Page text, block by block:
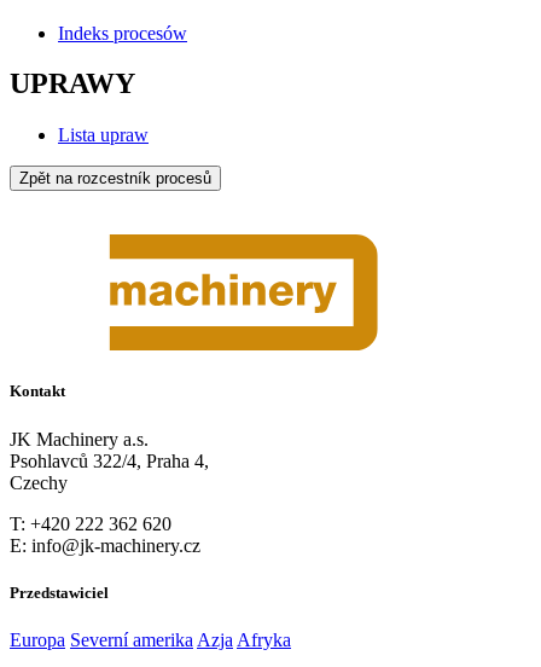
Indeks procesów
UPRAWY
Lista upraw
Zpět na rozcestník procesů
Kontakt
JK Machinery a.s.
Psohlavců 322/4, Praha 4,
Czechy
T: +420 222 362 620
E: info@jk-machinery.cz
Przedstawiciel
Europa Severní amerika Azja Afryka